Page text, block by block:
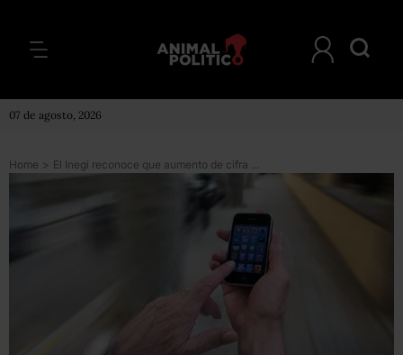
07 de agosto, 2026
Home > El Inegi reconoce que aumento de cifra de usuarios de Internet fue por un cambio metodológico